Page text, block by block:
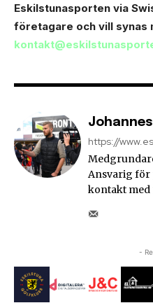
Eskilstunasporten via
företagare och vill synas
https://
Ansvarig för
kontakt med
-